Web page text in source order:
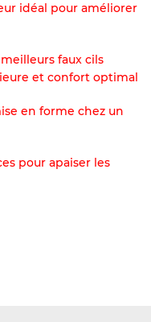
idéal pour améliorer
faux cils
et confort optimal
en forme chez un
pour apaiser les